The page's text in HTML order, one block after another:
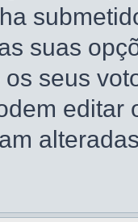
suas
seus
editar